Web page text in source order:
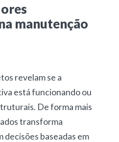
manutenção
revelam se a
está funcionando ou
De forma mais
transforma
decisões baseadas em